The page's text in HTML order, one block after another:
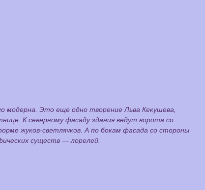
модерна. Это еще одно творение Льва Кекушева,
К северному фасаду здания ведут ворота со
жуков-светлячков. А по бокам фасада со стороны
существ — лорелей.